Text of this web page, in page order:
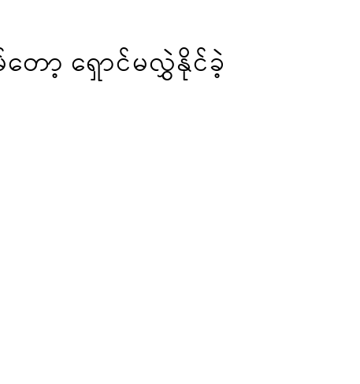
ော့ ရှောင်မလွှဲနိုင်ခဲ့